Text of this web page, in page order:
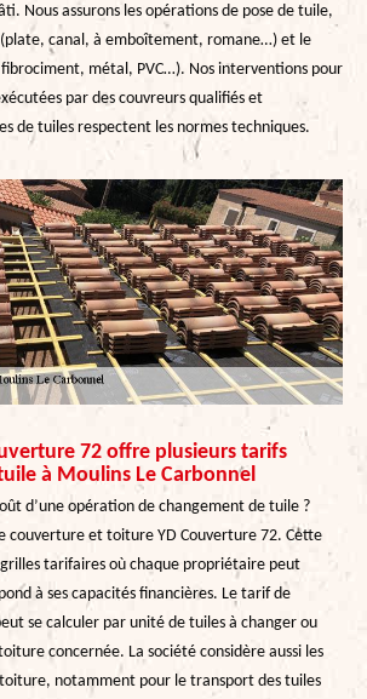
Nous assurons les opérations de pose de tuile,
canal, à emboîtement, romane…) et le
métal, PVC…). Nos interventions pour
par des couvreurs qualifiés et
de tuiles respectent les normes techniques.
72 offre plusieurs tarifs
à Moulins Le Carbonnel
d’une opération de changement de tuile ?
couverture et toiture YD Couverture 72. Cette
tarifaires où chaque propriétaire peut
à ses capacités financières. Le tarif de
se calculer par unité de tuiles à changer ou
concernée. La société considère aussi les
toiture, notamment pour le transport des tuiles